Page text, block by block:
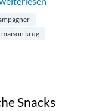
maison krug
Snacks